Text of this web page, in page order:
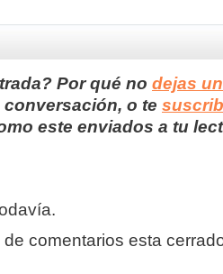
Por qué no dejas
o te
este enviados a tu
comentarios esta